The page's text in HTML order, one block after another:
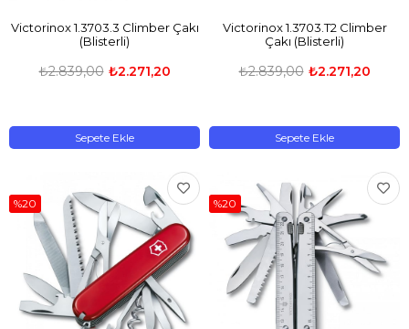
Victorinox 1.3703.3 Climber Çakı
(Blisterli)
₺2.271,20
₺2.839,00
Sepete Ekle
Victorinox 1.3703.T2 Climber
Çakı (Blisterli)
₺2.271,20
₺2.839,00
Sepete Ekle
%20 %20